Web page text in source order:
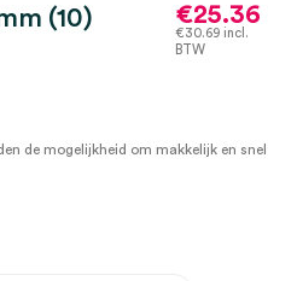
(10) €25.36
€30.69 incl.
BTW
de mogelijkheid om makkelijk en snel